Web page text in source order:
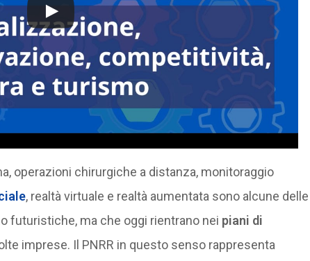
operazioni chirurgiche a distanza, monitoraggio
, realtà virtuale e realtà aumentata sono alcune delle
futuristiche, ma che oggi rientrano nei piani di
imprese. Il PNRR in questo senso rappresenta